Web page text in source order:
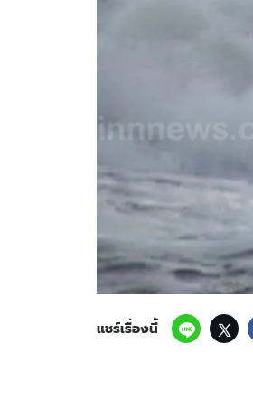
สงวนลิขสิทธิ์ ©
แชร์เรื่องนี้